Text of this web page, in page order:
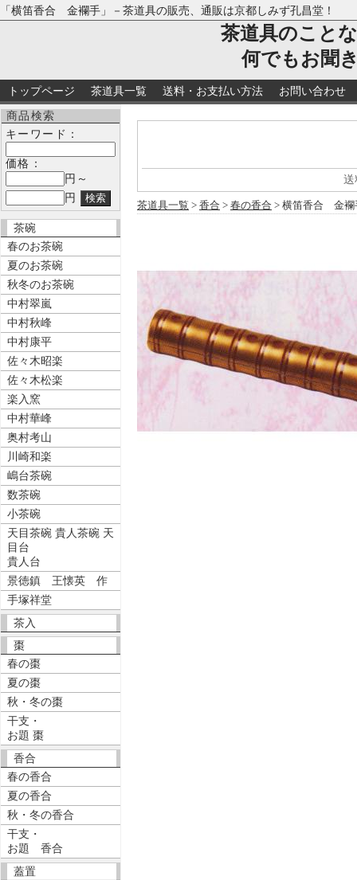
「横笛香合 金襴手」－茶道具の販売、通販は京都しみず孔昌堂！
茶道具のこと
何でもお聞
トップページ 茶道具一覧 送料・お支払い方法 お問い合わせ
商品検索
キーワード：
価格：
円～
円
茶碗
春のお茶碗
夏のお茶碗
秋冬のお茶碗
中村翠嵐
中村秋峰
中村康平
佐々木昭楽
佐々木松楽
楽入窯
中村華峰
奥村考山
川崎和楽
嶋台茶碗
数茶碗
小茶碗
天目茶碗 貴人茶碗 天
目台
貴人台
景徳鎮 王懐英 作
手塚祥堂
茶入
棗
春の棗
夏の棗
秋・冬の棗
干支・
お題 棗
香合
春の香合
夏の香合
秋・冬の香合
干支・
お題 香合
蓋置
送
茶道具一覧 > 香合 > 春の香合 > 横笛香合 金襴